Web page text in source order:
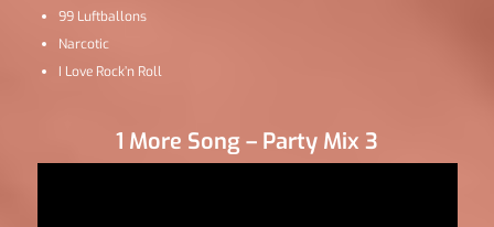
99 Luftballons
Narcotic
I Love Rock’n Roll
1 More Song – Party Mix 3